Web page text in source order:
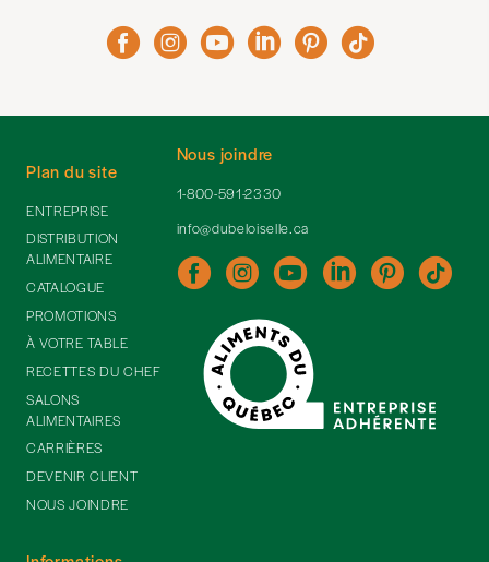
Nous joindre
1-800-591-2330
info@dubeloiselle.ca
Plan du site
ENTREPRISE
DISTRIBUTION
ALIMENTAIRE
CATALOGUE
PROMOTIONS
À VOTRE TABLE
RECETTES DU CHEF
SALONS
ALIMENTAIRES
CARRIÈRES
DEVENIR CLIENT
NOUS JOINDRE